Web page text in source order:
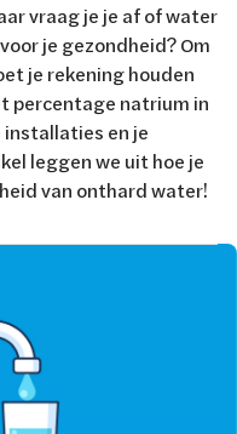
vraag je je af of water
je gezondheid? Om
je rekening houden
percentage natrium in
en je
leggen we uit hoe je
van onthard water!